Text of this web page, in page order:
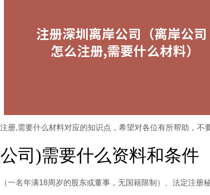
,需要什么材料对应的知识点，希望对各位有所帮助，不
司)需要什么资料和条件
一名年满18周岁的股东或董事，无国籍限制）、法定注册